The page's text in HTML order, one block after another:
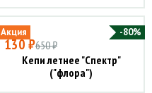
Акция -80%
130 ₽650 ₽
Кепи летнее "Спектр"
("флора")